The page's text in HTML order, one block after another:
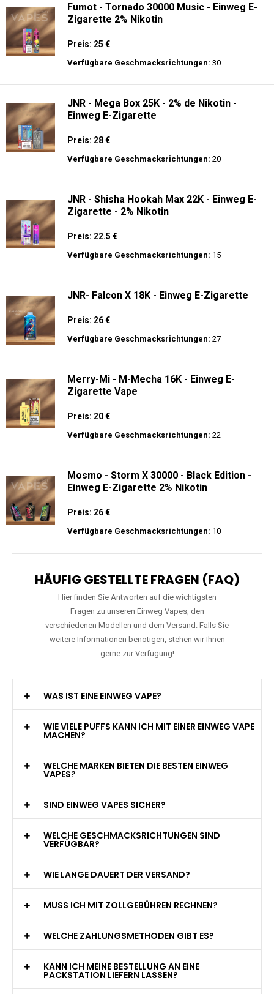
Fumot - Tornado 30000 Music - Einweg E-
Zigarette 2% Nikotin
Preis: 25 €
Verfügbare Geschmacksrichtungen: 30
JNR - Mega Box 25K - 2% de Nikotin -
Einweg E-Zigarette
Preis: 28 €
Verfügbare Geschmacksrichtungen: 20
JNR - Shisha Hookah Max 22K - Einweg E-
Zigarette - 2% Nikotin
Preis: 22.5 €
Verfügbare Geschmacksrichtungen: 15
JNR- Falcon X 18K - Einweg E-Zigarette
Preis: 26 €
Verfügbare Geschmacksrichtungen: 27
Merry-Mi - M-Mecha 16K - Einweg E-
Zigarette Vape
Preis: 20 €
Verfügbare Geschmacksrichtungen: 22
Mosmo - Storm X 30000 - Black Edition -
Einweg E-Zigarette 2% Nikotin
Preis: 26 €
Verfügbare Geschmacksrichtungen: 10
HÄUFIG GESTELLTE FRAGEN (FAQ)
Hier finden Sie Antworten auf die wichtigsten
Fragen zu unseren Einweg Vapes, den
verschiedenen Modellen und dem Versand. Falls Sie
weitere Informationen benötigen, stehen wir Ihnen
gerne zur Verfügung!
WAS IST EINE EINWEG VAPE?
WIE VIELE PUFFS KANN ICH MIT EINER EINWEG VAPE
MACHEN?
WELCHE MARKEN BIETEN DIE BESTEN EINWEG
VAPES?
SIND EINWEG VAPES SICHER?
WELCHE GESCHMACKSRICHTUNGEN SIND
VERFÜGBAR?
WIE LANGE DAUERT DER VERSAND?
MUSS ICH MIT ZOLLGEBÜHREN RECHNEN?
WELCHE ZAHLUNGSMETHODEN GIBT ES?
KANN ICH MEINE BESTELLUNG AN EINE
PACKSTATION LIEFERN LASSEN?